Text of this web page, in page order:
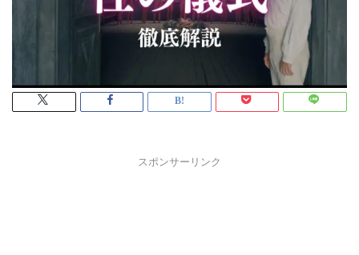
スポンサーリンク